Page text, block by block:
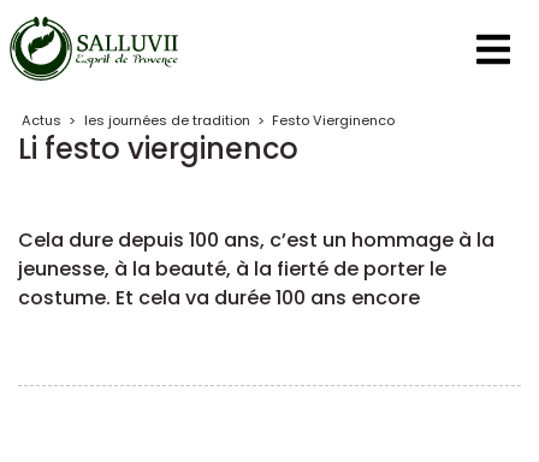
Panneau de gestion des cookies
Actus > les journées de tradition > Festo Vierginenco
Li festo vierginenco
Cela dure depuis 100 ans, c’est un hommage à la
jeunesse, à la beauté, à la fierté de porter le
costume. Et cela va durée 100 ans encore